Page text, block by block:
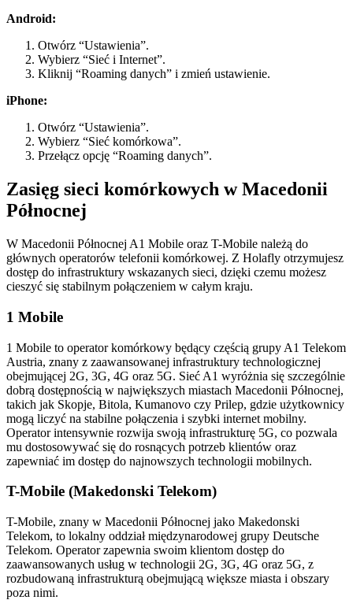
Android:
Otwórz “Ustawienia”.
Wybierz “Sieć i Internet”.
Kliknij “Roaming danych” i zmień ustawienie.
iPhone:
Otwórz “Ustawienia”.
Wybierz “Sieć komórkowa”.
Przełącz opcję “Roaming danych”.
Zasięg sieci komórkowych w Macedonii
Północnej
W Macedonii Północnej A1 Mobile oraz T-Mobile należą do
głównych operatorów telefonii komórkowej. Z Holafly otrzymujesz
dostęp do infrastruktury wskazanych sieci, dzięki czemu możesz
cieszyć się stabilnym połączeniem w całym kraju.
1 Mobile
1 Mobile to operator komórkowy będący częścią grupy A1 Telekom
Austria, znany z zaawansowanej infrastruktury technologicznej
obejmującej 2G, 3G, 4G oraz 5G. Sieć A1 wyróżnia się szczególnie
dobrą dostępnością w największych miastach Macedonii Północnej,
takich jak Skopje, Bitola, Kumanovo czy Prilep, gdzie użytkownicy
mogą liczyć na stabilne połączenia i szybki internet mobilny.
Operator intensywnie rozwija swoją infrastrukturę 5G, co pozwala
mu dostosowywać się do rosnących potrzeb klientów oraz
zapewniać im dostęp do najnowszych technologii mobilnych.
T-Mobile (Makedonski Telekom)
T-Mobile, znany w Macedonii Północnej jako Makedonski
Telekom, to lokalny oddział międzynarodowej grupy Deutsche
Telekom. Operator zapewnia swoim klientom dostęp do
zaawansowanych usług w technologii 2G, 3G, 4G oraz 5G, z
rozbudowaną infrastrukturą obejmującą większe miasta i obszary
poza nimi.